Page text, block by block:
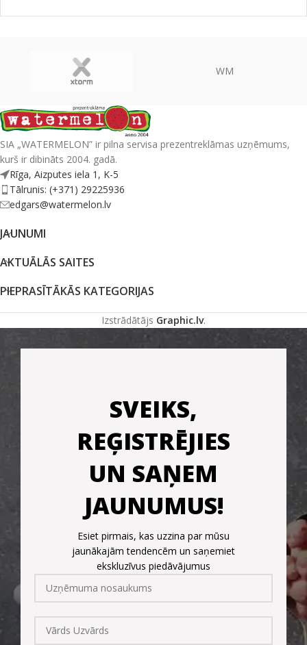
WM
SIA „WATERMELON” ir pilna servisa prezentreklāmas uzņēmums,
kurš ir dibināts 2004. gadā.
Rīga, Aizputes iela 1, K-5
Tālrunis: (+371) 29225936
edgars@watermelon.lv
JAUNUMI
AKTUĀLĀS SAITES
PIEPRASĪTĀKĀS KATEGORIJAS
Izstrādātājs Graphic.lv.
SVEIKS,
REĢISTRĒJIES
UN SAŅEM
JAUNUMUS!
Esiet pirmais, kas uzzina par mūsu
jaunākajām tendencēm un saņemiet
ekskluzīvus piedāvājumus